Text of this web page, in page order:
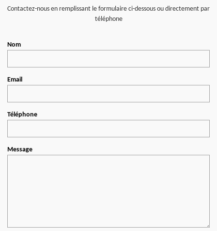
Contactez-nous en remplissant le formulaire ci-dessous ou directement par
téléphone
Nom
Email
Téléphone
Message